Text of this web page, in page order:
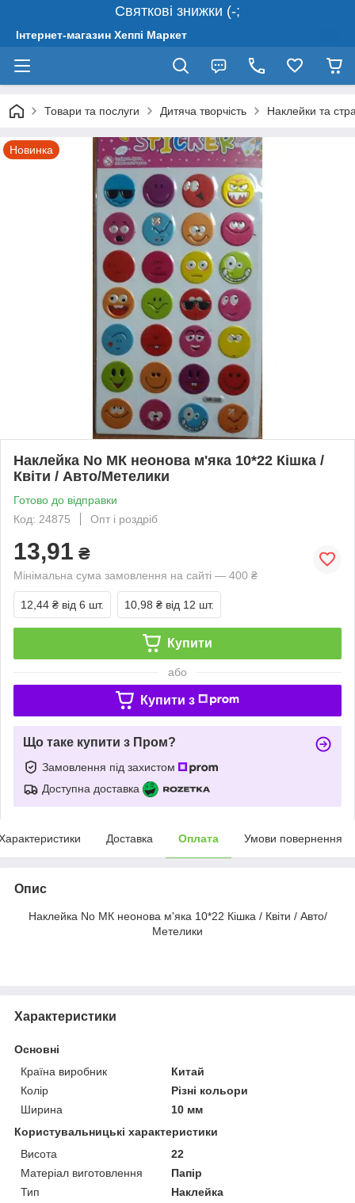
Святкові знижки (-;
Інтернет-магазин Хеппі Маркет
Товари та послуги Дитяча творчість Наклейки та
Новинка
Наклейка No МК неонова м'яка 10*22 Кішка /
Квіти / Авто/Метелики
Готово до відправки
Код: 24875
Опт і роздріб
13,91 ₴
Мінімальна сума замовлення на сайті — 400 ₴
12,44 ₴ від 6 шт. 10,98 ₴ від 12 шт.
Купити
або
Купити з
Що таке купити з Пром?
Замовлення під захистом
Доступна доставка
Доставка Оплата Умови повернення
Опис
Наклейка No МК неонова м'яка 10*22 Кішка / Квіти / Авто/
Метелики
Характеристики
Основні
Країна виробник
Китай
Колір
Різні кольори
Ширина
10 мм
Користувальницькі характеристики
Висота
22
Матеріал виготовлення
Папір
Тип
Наклейка